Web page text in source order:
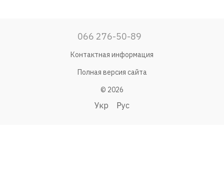
066 276-50-89
Контактная информация
Полная версия сайта
© 2026
Укр Рус